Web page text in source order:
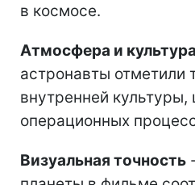
в космосе.
Атмосфера и культура
астронавты отметили
внутренней культуры,
операционных
Визуальная точность